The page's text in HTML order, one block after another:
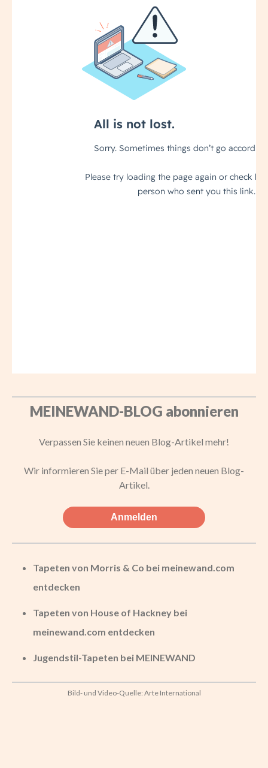
MEINEWAND-BLOG abonnieren
Verpassen Sie keinen neuen Blog-Artikel mehr!
Wir informieren Sie per E-Mail über jeden neuen Blog-
Artikel.
Anmelden
Tapeten von Morris & Co bei meinewand.com
entdecken
Tapeten von House of Hackney bei
meinewand.com entdecken
Jugendstil-Tapeten bei MEINEWAND
Bild- und Video-Quelle: Arte International